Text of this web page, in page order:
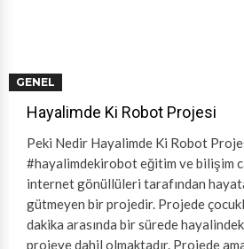
GENEL
Hayalimde Ki Robot Projesi
Peki Nedir Hayalimde Ki Robot
#hayalimdekirobot eğitim ve bilişim
internet gönüllüleri tarafından
gütmeyen bir projedir. Projede
dakika arasında bir sürede
projeye dahil olmaktadır. Projede